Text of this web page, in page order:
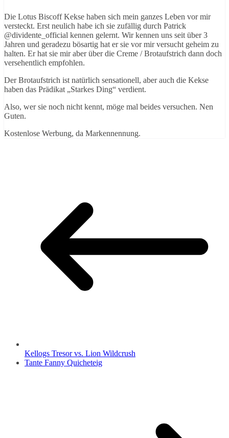
Die Lotus Biscoff Kekse haben sich mein ganzes Leben vor mir
versteckt. Erst neulich habe ich sie zufällig durch Patrick
@dividente_official kennen gelernt. Wir kennen uns seit über 3
Jahren und geradezu bösartig hat er sie vor mir versucht geheim zu
halten. Er hat sie mir aber über die Creme / Brotaufstrich dann doch
versehentlich empfohlen.
Der Brotaufstrich ist natürlich sensationell, aber auch die Kekse
haben das Prädikat „Starkes Ding“ verdient.
Also, wer sie noch nicht kennt, möge mal beides versuchen. Nen
Guten.
Kostenlose Werbung, da Markennennung.
Kellogs Tresor vs. Lion Wildcrush
Tante Fanny Quicheteig